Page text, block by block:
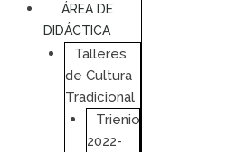
ÁREA DE
DIDÁCTICA
Talleres
de Cultura
Tradicional
Trienio
2022-